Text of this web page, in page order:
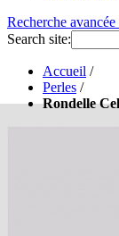
Recherche
Search site:
Accueil /
Perles /
Rondelle